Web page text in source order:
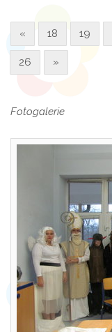
« 18 19
26 »
Fotogalerie